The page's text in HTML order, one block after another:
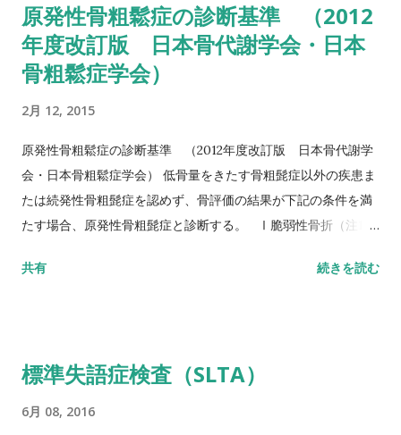
詳しい評価方法はこちら記事を参照して下さい↓ タイムアップ
アンドゴーテスト TUG:Timed Up & Go Test 10m歩行テスト
方法 助走路（各3m）を含めた約16m（直線歩行路）を歩行し、
測する。 カットオフ 24.6秒：屋内歩行 11.6秒：屋外歩行 詳し
い評価方法はこちら記事を参照して下さい↓ 10メートル歩行テ
スト(10MWT)
原発性骨粗鬆症の診断基準 （2012
年度改訂版 日本骨代謝学会・日本
骨粗鬆症学会）
2月 12, 2015
原発性骨粗鬆症の診断基準 （2012年度改訂版 日本骨代謝学
会・日本骨粗鬆症学会） 低骨量をきたす骨粗髭症以外の疾患ま
たは続発性骨粗髭症を認めず、骨評価の結果が下記の条件を満
たす場合、原発性骨粗髭症と診断する。 Ⅰ脆弱性骨折（注1）
の脆弱性骨折（注3）があり、骨密度（注4）がYAMの80％未満
性骨折、軽微な外力とは、立った姿勢からの転倒か、それ以下
共有 続きを読む
標準失語症検査（SLTA）
6月 08, 2016